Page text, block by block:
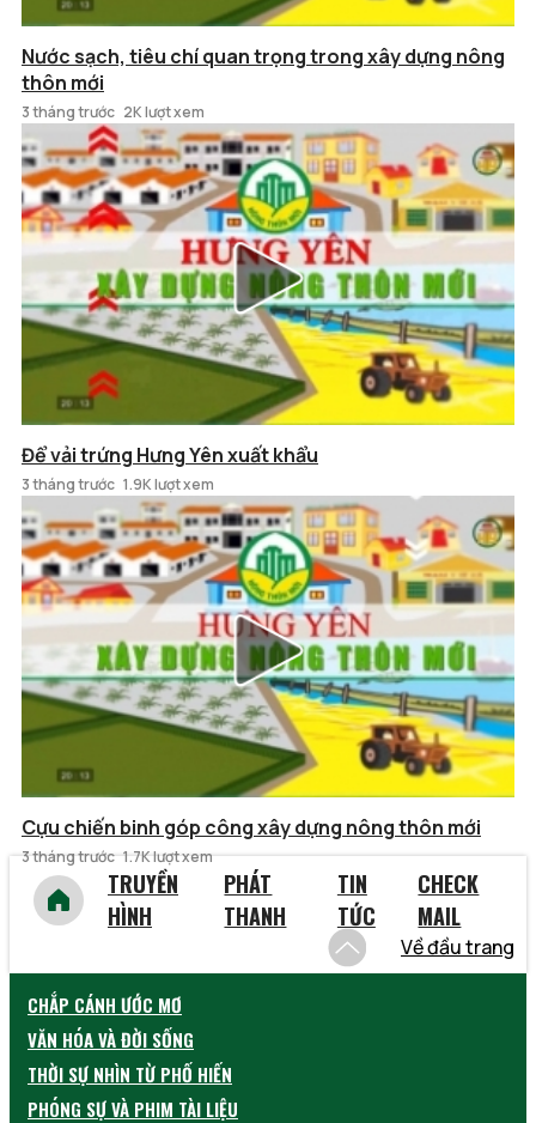
Nước sạch, tiêu chí quan trọng trong xây dựng nông
thôn mới
3 tháng trước 2K lượt xem
Để vải trứng Hưng Yên xuất khẩu
3 tháng trước 1.9K lượt xem
Cựu chiến binh góp công xây dựng nông thôn mới
3 tháng trước 1.7K lượt xem
TRUYỀN
HÌNH
PHÁT
THANH
TIN
TỨC
CHECK
MAIL
Về đầu trang
CHẮP CÁNH ƯỚC MƠ
VĂN HÓA VÀ ĐỜI SỐNG
THỜI SỰ NHÌN TỪ PHỐ HIẾN
PHÓNG SỰ VÀ PHIM TÀI LIỆU